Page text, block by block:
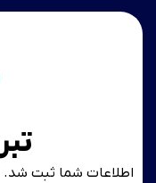
اطلاعات شما ثبت شد.